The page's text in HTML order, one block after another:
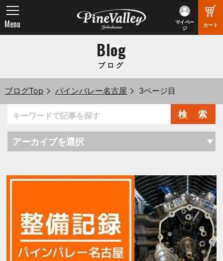
マイペー
ジ
カート
Menu
Blog
ブログ
ブログTop パインバレー名古屋 3ページ目
検 索